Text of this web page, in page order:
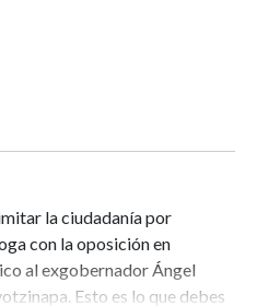
la ciudadanía por
con la oposición en
al exgobernador Ángel
Esto es lo que debes